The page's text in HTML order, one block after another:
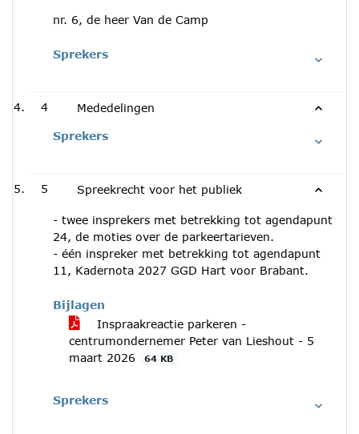
nr. 6, de heer Van de Camp
Sprekers
4 Mededelingen
Sprekers
5 Spreekrecht voor het publiek
- twee insprekers met betrekking tot agendapunt
24, de moties over de parkeertarieven.
- één inspreker met betrekking tot agendapunt
11, Kadernota 2027 GGD Hart voor Brabant.
Bijlagen
Inspraakreactie parkeren -
centrumondernemer Peter van Lieshout - 5
maart 2026
64 KB
Sprekers